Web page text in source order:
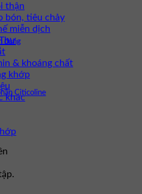
thận
bón, tiêu chảy
miễn dịch
& khoáng chất
khớp
khác
dùng
Citicoline